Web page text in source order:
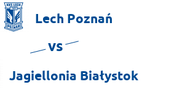
Lech Poznań
vs
Jagiellonia Białystok